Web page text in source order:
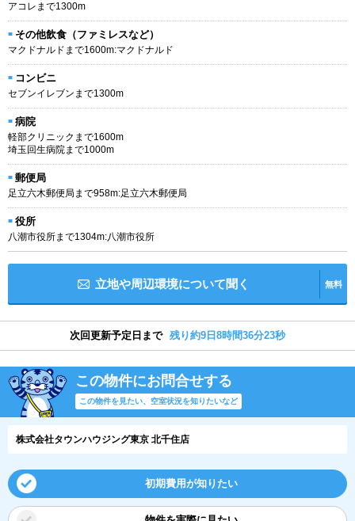
アコレまで1300m
その他飲食（ファミレスなど）
マクドナルドまで1600m:マクドナルド
コンビニ
セブンイレブンまで1300m
病院
軽部クリニックまで1600m
埼玉回生病院まで1000m
郵便局
足立六木郵便局まで958m:足立六木郵便局
役所
八潮市役所まで1304m:八潮市役所
立地や周辺環境について聞く 無料
次回更新予定日まで 残り約9日8時間36分22秒
この物件にお問合せする
この物件を見たい、空室状況を知りたいなど
株式会社タウンハウジング東京 北千住店
初期費用が知りたい